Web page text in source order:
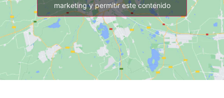
marketing y permitir este contenido